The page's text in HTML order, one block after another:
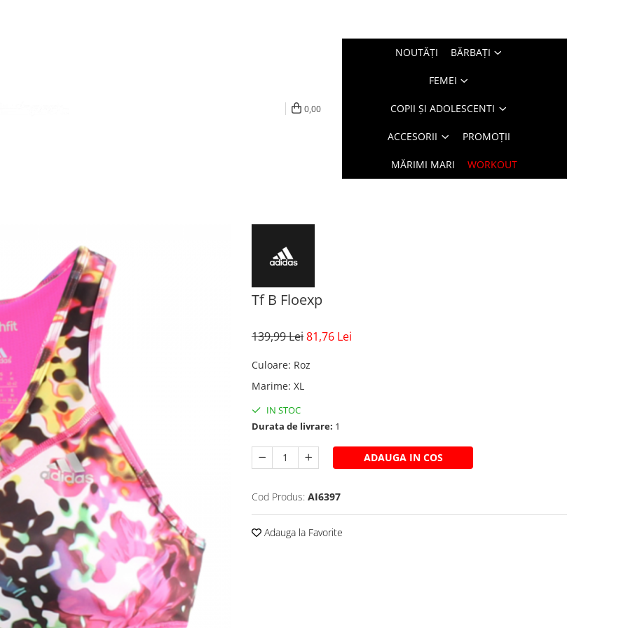
0,00
NOUTĂŢI BĂRBAŢI
FEMEI
COPII ȘI ADOLESCENTI
ACCESORII PROMOȚII
MĂRIMI MARI WORKOUT
Tf B Floexp
139,99 Lei81,76 Lei
Culoare: Roz
Marime: XL
IN STOC
Durata de livrare: 1
ADAUGA IN COS
Cod Produs: AI6397
Adauga la Favorite